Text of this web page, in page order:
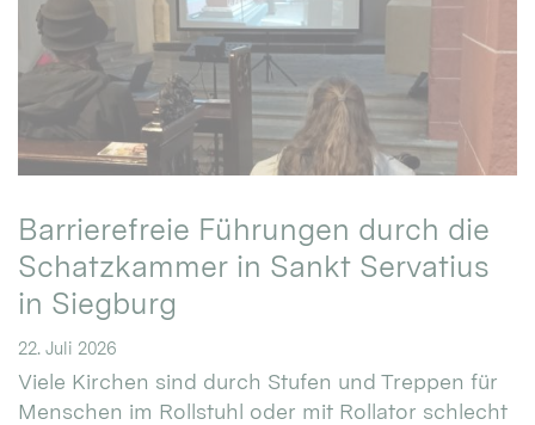
Barrierefreie Führungen durch die
Schatzkammer in Sankt Servatius
in Siegburg
22. Juli 2026
Viele Kirchen sind durch Stufen und Treppen für
Menschen im Rollstuhl oder mit Rollator schlecht